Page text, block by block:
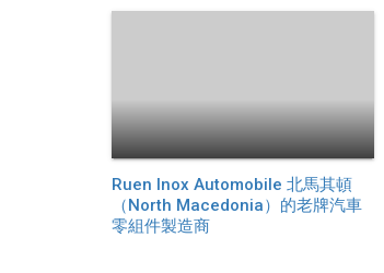
Ruen Inox Automobile 北馬其頓
（North Macedonia）的老牌汽車
零組件製造商